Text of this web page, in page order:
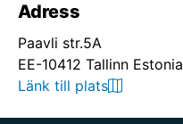
Adress
Paavli str.5A
EE-10412 Tallinn Estonia
Länk till plats